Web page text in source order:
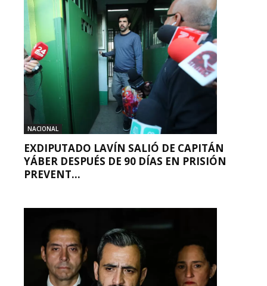
NACIONAL
EXDIPUTADO LAVÍN SALIÓ DE CAPITÁN
YÁBER DESPUÉS DE 90 DÍAS EN PRISIÓN
PREVENT...